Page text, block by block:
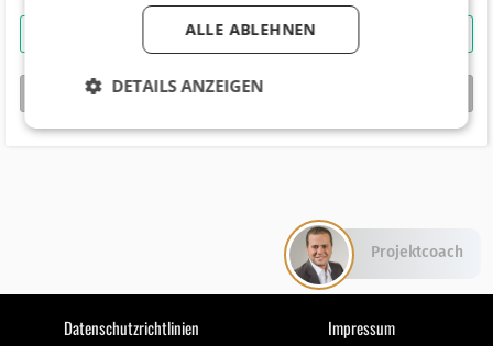
Gerhard Grossberger MSckontaktieren
bizbook-Profil vonGerhard Grossberger MSc
Datenschutzrichtlinien Impressum
ALLE ABLEHNEN
DETAILS ANZEIGEN
Projektcoach